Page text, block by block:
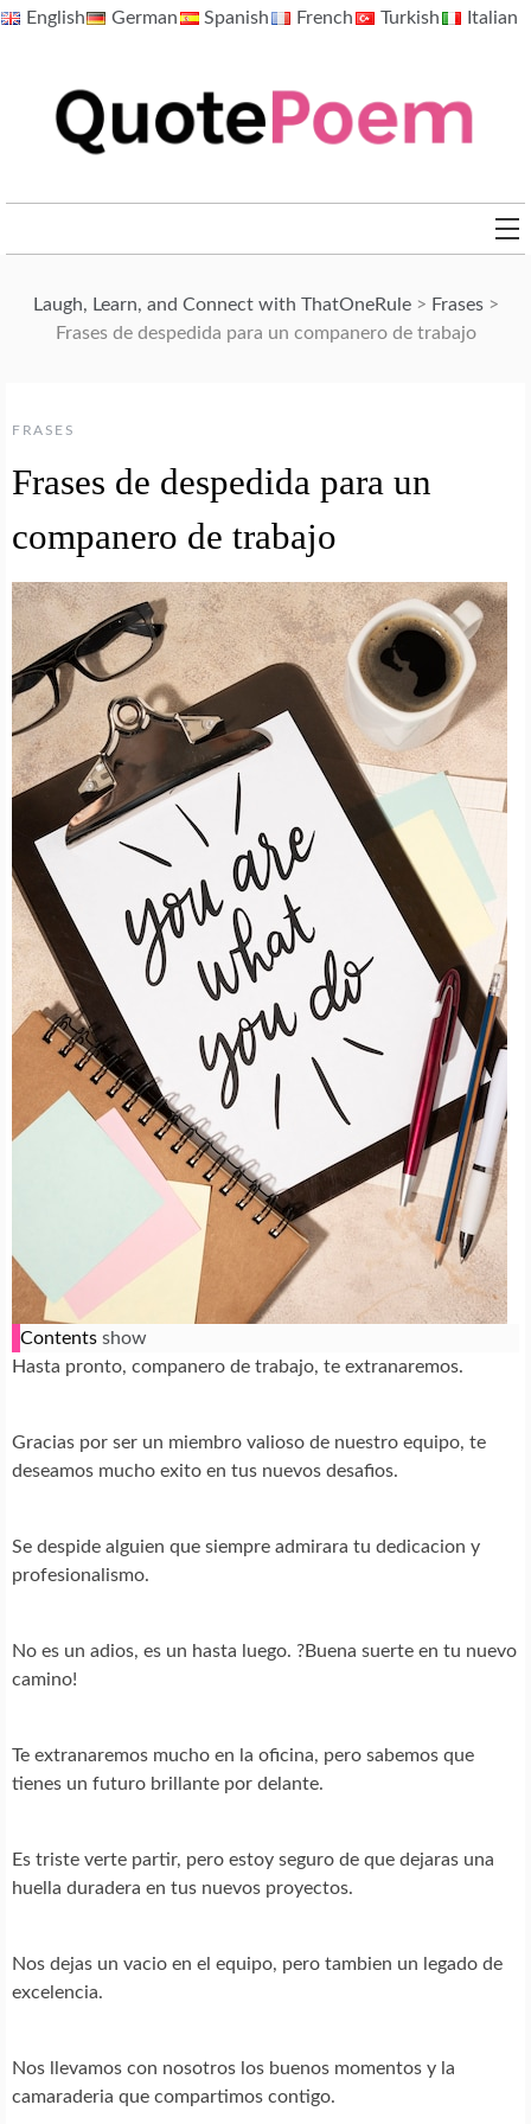
SkipEnglish German Spanish French Turkish Italian
Laugh, Learn, and Connect with ThatOneRule> Frases>
Frases de despedida para un companero de trabajo
FRASES
Frases de despedida para un
companero de trabajo
Contents show
Hasta pronto, companero de trabajo, te extranaremos.
Gracias por ser un miembro valioso de nuestro equipo, te
deseamos mucho exito en tus nuevos desafios.
Se despide alguien que siempre admirara tu dedicacion y
profesionalismo.
No es un adios, es un hasta luego. ?Buena suerte en tu nuevo
camino!
Te extranaremos mucho en la oficina, pero sabemos que
tienes un futuro brillante por delante.
Es triste verte partir, pero estoy seguro de que dejaras una
huella duradera en tus nuevos proyectos.
Nos dejas un vacio en el equipo, pero tambien un legado de
excelencia.
Nos llevamos con nosotros los buenos momentos y la
camaraderia que compartimos contigo.